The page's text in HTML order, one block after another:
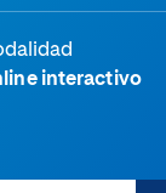
interactivo